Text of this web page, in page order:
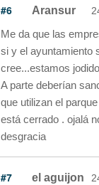
#6 Aransur
Me da que las
si y el ayuntamiento
cree...estamos
A parte deberían
que utilizan el
está cerrado . ojalá
desgracia
#7 el aguijon